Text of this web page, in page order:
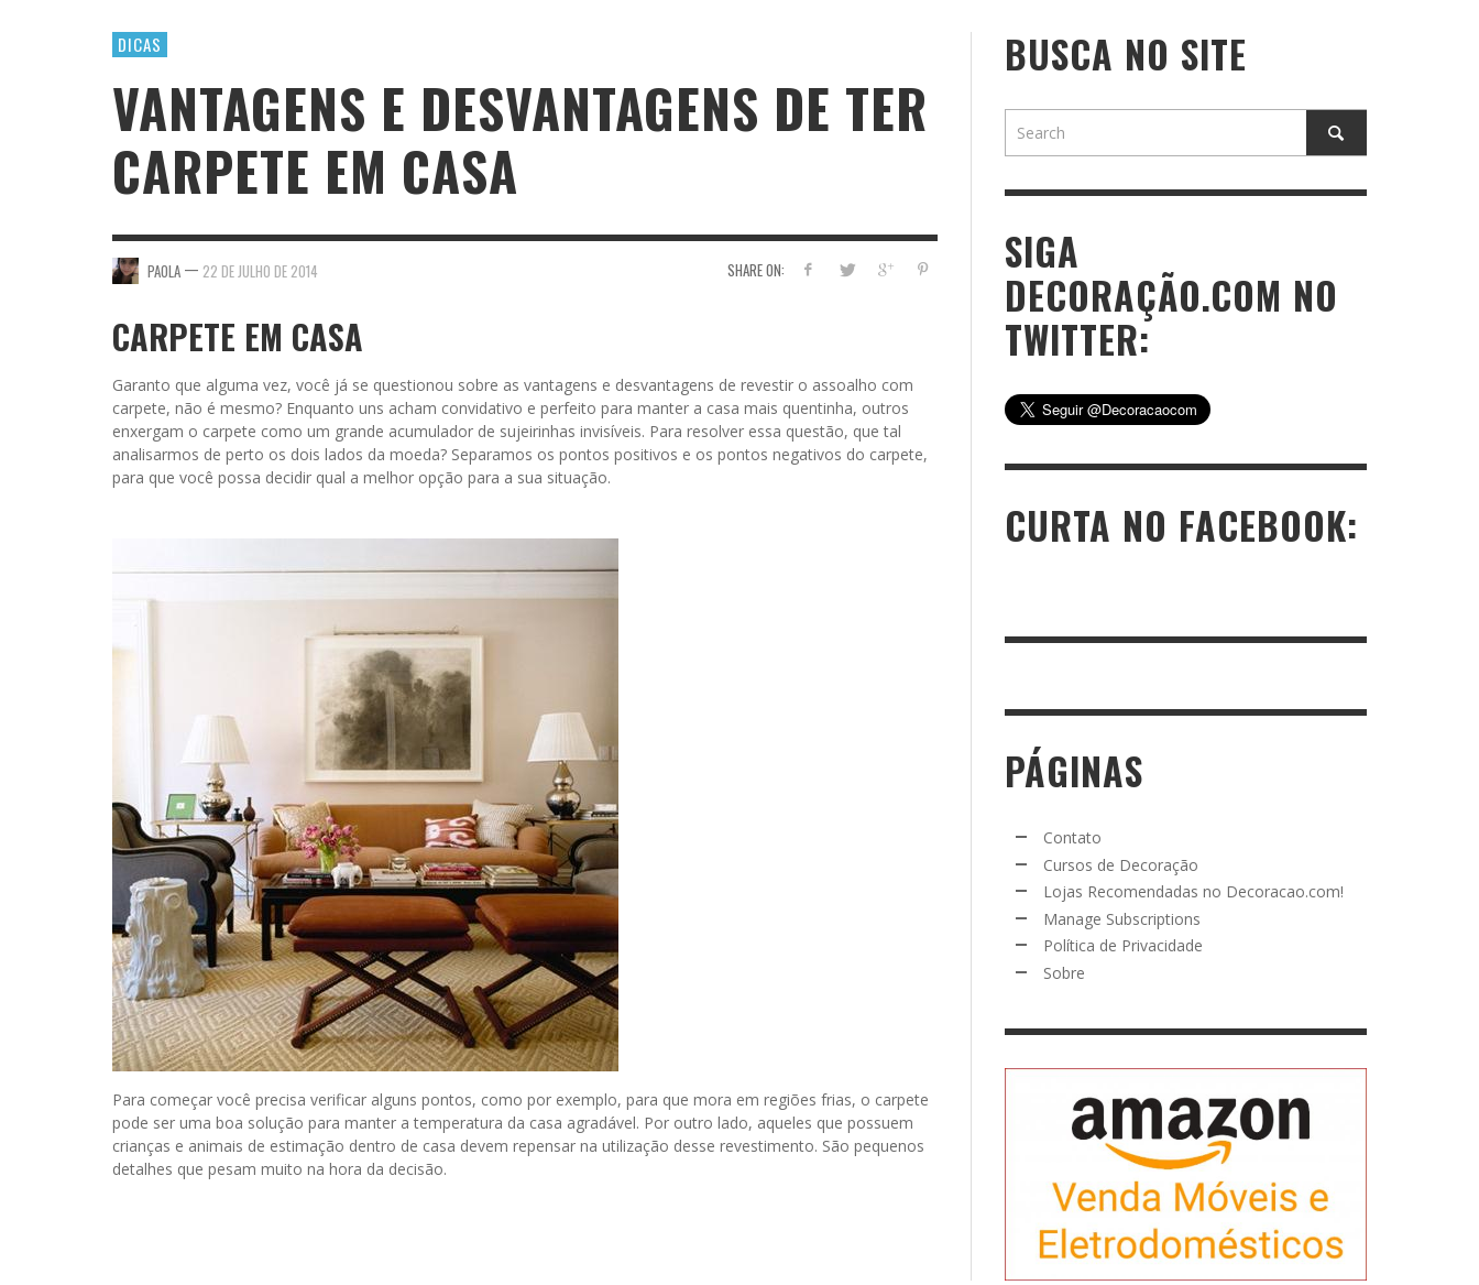
DICAS
VANTAGENS E DESVANTAGENS DE TER
CARPETE EM CASA
SHARE ON:
PAOLA — 22 DE JULHO DE 2014
CARPETE EM CASA
Garanto que alguma vez, você já se questionou sobre as vantagens e desvantagens de revestir o assoalho com
carpete, não é mesmo? Enquanto uns acham convidativo e perfeito para manter a casa mais quentinha, outros
enxergam o carpete como um grande acumulador de sujeirinhas invisíveis. Para resolver essa questão, que tal
analisarmos de perto os dois lados da moeda? Separamos os pontos positivos e os pontos negativos do carpete,
para que você possa decidir qual a melhor opção para a sua situação.
Para começar você precisa verificar alguns pontos, como por exemplo, para que mora em regiões frias, o carpete
pode ser uma boa solução para manter a temperatura da casa agradável. Por outro lado, aqueles que possuem
crianças e animais de estimação dentro de casa devem repensar na utilização desse revestimento. São pequenos
detalhes que pesam muito na hora da decisão.
BUSCA NO SITE
SIGA
DECORAÇÃO.COM NO
TWITTER:
CURTA NO FACEBOOK:
PÁGINAS
Contato
Cursos de Decoração
Lojas Recomendadas no Decoracao.com!
Manage Subscriptions
Política de Privacidade
Sobre